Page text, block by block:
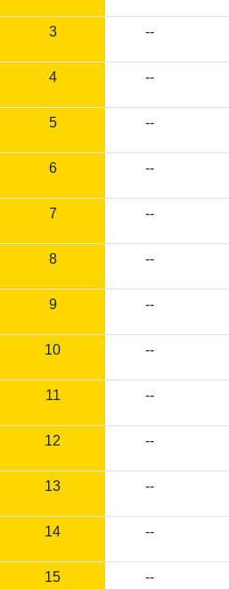
3 --
4 --
5 --
6 --
7 --
8 --
9 --
10 --
11 --
12 --
13 --
14 --
15 --